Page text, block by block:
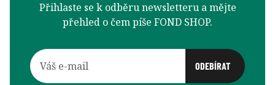
Přihlaste se k odběru newsletteru a mějte
přehled o čem píše FOND SHOP.